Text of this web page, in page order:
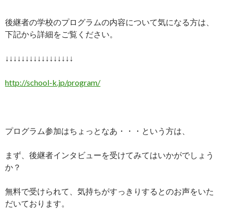
後継者の学校のプログラムの内容について気になる方は、
下記から詳細をご覧ください。
↓↓↓↓↓↓↓↓↓↓↓↓↓↓↓↓↓
http://school-k.jp/program/
プログラム参加はちょっとなあ・・・という方は、
まず、後継者インタビューを受けてみてはいかがでしょう
か？
無料で受けられて、気持ちがすっきりするとのお声をいた
だいております。